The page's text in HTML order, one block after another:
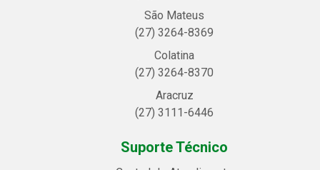
São Mateus
(27) 3264-8369
Colatina
(27) 3264-8370
Aracruz
(27) 3111-6446
Suporte Técnico